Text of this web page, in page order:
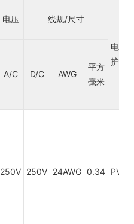
电压 线规/尺寸
电缆
护套
A/C D/C AWG
平方
毫米
250V 250V 24AWG 0.34 PVC